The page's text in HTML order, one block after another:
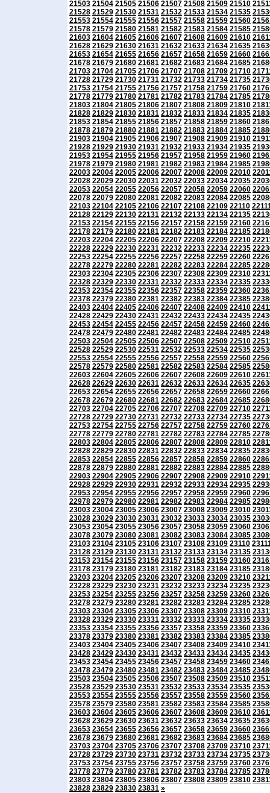
21503 21504 21505 21506 21507 21508 21509 21510
21528 21529 21530 21531 21532 21533 21534 21535
21553 21554 21555 21556 21557 21558 21559 21560
21578 21579 21580 21581 21582 21583 21584 21585
21603 21604 21605 21606 21607 21608 21609 21610
21628 21629 21630 21631 21632 21633 21634 21635
21653 21654 21655 21656 21657 21658 21659 21660
21678 21679 21680 21681 21682 21683 21684 21685
21703 21704 21705 21706 21707 21708 21709 21710
21728 21729 21730 21731 21732 21733 21734 21735
21753 21754 21755 21756 21757 21758 21759 21760
21778 21779 21780 21781 21782 21783 21784 21785
21803 21804 21805 21806 21807 21808 21809 21810
21828 21829 21830 21831 21832 21833 21834 21835
21853 21854 21855 21856 21857 21858 21859 21860
21878 21879 21880 21881 21882 21883 21884 21885
21903 21904 21905 21906 21907 21908 21909 21910
21928 21929 21930 21931 21932 21933 21934 21935
21953 21954 21955 21956 21957 21958 21959 21960
21978 21979 21980 21981 21982 21983 21984 21985
22003 22004 22005 22006 22007 22008 22009 22010
22028 22029 22030 22031 22032 22033 22034 22035
22053 22054 22055 22056 22057 22058 22059 22060
22078 22079 22080 22081 22082 22083 22084 22085
22103 22104 22105 22106 22107 22108 22109 22110
22128 22129 22130 22131 22132 22133 22134 22135
22153 22154 22155 22156 22157 22158 22159 22160
22178 22179 22180 22181 22182 22183 22184 22185
22203 22204 22205 22206 22207 22208 22209 22210
22228 22229 22230 22231 22232 22233 22234 22235
22253 22254 22255 22256 22257 22258 22259 22260
22278 22279 22280 22281 22282 22283 22284 22285
22303 22304 22305 22306 22307 22308 22309 22310
22328 22329 22330 22331 22332 22333 22334 22335
22353 22354 22355 22356 22357 22358 22359 22360
22378 22379 22380 22381 22382 22383 22384 22385
22403 22404 22405 22406 22407 22408 22409 22410
22428 22429 22430 22431 22432 22433 22434 22435
22453 22454 22455 22456 22457 22458 22459 22460
22478 22479 22480 22481 22482 22483 22484 22485
22503 22504 22505 22506 22507 22508 22509 22510
22528 22529 22530 22531 22532 22533 22534 22535
22553 22554 22555 22556 22557 22558 22559 22560
22578 22579 22580 22581 22582 22583 22584 22585
22603 22604 22605 22606 22607 22608 22609 22610
22628 22629 22630 22631 22632 22633 22634 22635
22653 22654 22655 22656 22657 22658 22659 22660
22678 22679 22680 22681 22682 22683 22684 22685
22703 22704 22705 22706 22707 22708 22709 22710
22728 22729 22730 22731 22732 22733 22734 22735
22753 22754 22755 22756 22757 22758 22759 22760
22778 22779 22780 22781 22782 22783 22784 22785
22803 22804 22805 22806 22807 22808 22809 22810
22828 22829 22830 22831 22832 22833 22834 22835
22853 22854 22855 22856 22857 22858 22859 22860
22878 22879 22880 22881 22882 22883 22884 22885
22903 22904 22905 22906 22907 22908 22909 22910
22928 22929 22930 22931 22932 22933 22934 22935
22953 22954 22955 22956 22957 22958 22959 22960
22978 22979 22980 22981 22982 22983 22984 22985
23003 23004 23005 23006 23007 23008 23009 23010
23028 23029 23030 23031 23032 23033 23034 23035
23053 23054 23055 23056 23057 23058 23059 23060
23078 23079 23080 23081 23082 23083 23084 23085
23103 23104 23105 23106 23107 23108 23109 23110
23128 23129 23130 23131 23132 23133 23134 23135
23153 23154 23155 23156 23157 23158 23159 23160
23178 23179 23180 23181 23182 23183 23184 23185
23203 23204 23205 23206 23207 23208 23209 23210
23228 23229 23230 23231 23232 23233 23234 23235
23253 23254 23255 23256 23257 23258 23259 23260
23278 23279 23280 23281 23282 23283 23284 23285
23303 23304 23305 23306 23307 23308 23309 23310
23328 23329 23330 23331 23332 23333 23334 23335
23353 23354 23355 23356 23357 23358 23359 23360
23378 23379 23380 23381 23382 23383 23384 23385
23403 23404 23405 23406 23407 23408 23409 23410
23428 23429 23430 23431 23432 23433 23434 23435
23453 23454 23455 23456 23457 23458 23459 23460
23478 23479 23480 23481 23482 23483 23484 23485
23503 23504 23505 23506 23507 23508 23509 23510
23528 23529 23530 23531 23532 23533 23534 23535
23553 23554 23555 23556 23557 23558 23559 23560
23578 23579 23580 23581 23582 23583 23584 23585
23603 23604 23605 23606 23607 23608 23609 23610
23628 23629 23630 23631 23632 23633 23634 23635
23653 23654 23655 23656 23657 23658 23659 23660
23678 23679 23680 23681 23682 23683 23684 23685
23703 23704 23705 23706 23707 23708 23709 23710
23728 23729 23730 23731 23732 23733 23734 23735
23753 23754 23755 23756 23757 23758 23759 23760
23778 23779 23780 23781 23782 23783 23784 23785
23803 23804 23805 23806 23807 23808 23809 23810
23828 23829 23830 23831 »